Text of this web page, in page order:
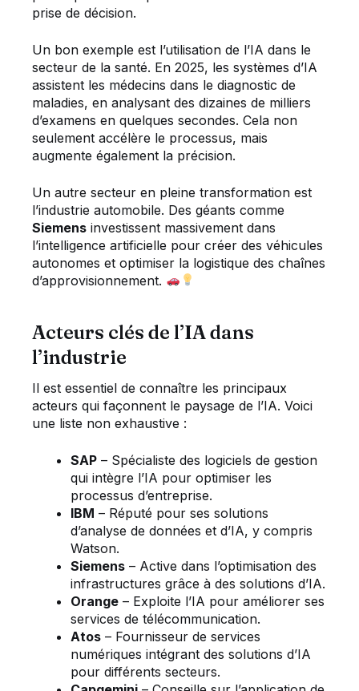
prise de décision.
Un bon exemple est l’utilisation de l’IA dans le
secteur de la santé. En 2025, les systèmes d’IA
assistent les médecins dans le diagnostic de
maladies, en analysant des dizaines de milliers
d’examens en quelques secondes. Cela non
seulement accélère le processus, mais
augmente également la précision.
Un autre secteur en pleine transformation est
l’industrie automobile. Des géants comme
Siemens investissent massivement dans
l’intelligence artificielle pour créer des véhicules
autonomes et optimiser la logistique des chaînes
d’approvisionnement.
Acteurs clés de l’IA dans
l’industrie
Il est essentiel de connaître les principaux
acteurs qui façonnent le paysage de l’IA. Voici
une liste non exhaustive :
SAP – Spécialiste des logiciels de gestion
qui intègre l’IA pour optimiser les
processus d’entreprise.
IBM – Réputé pour ses solutions
d’analyse de données et d’IA, y compris
Watson.
Siemens – Active dans l’optimisation des
infrastructures grâce à des solutions d’IA.
Orange – Exploite l’IA pour améliorer ses
services de télécommunication.
Atos – Fournisseur de services
numériques intégrant des solutions d’IA
pour différents secteurs.